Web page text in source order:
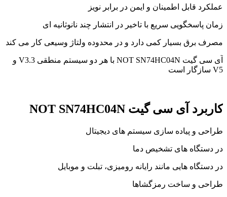
عملکرد قابل اطمینان و ایمن در برابر نویز
زمان پاسخگویی سریع با تاخیر در انتشار چند نانوثانیه ای
مصرف برق بسیار کمی دارد و در محدوده ولتاژ وسیعی کار می کند
آی سی گیت NOT SN74HC04N با هر دو سیستم منطقی V3.3 و
V5 سازگار است
کاربرد آی سی گیت NOT SN74HC04N
طراحی و پیاده سازی سیستم های دیجیتال
در دستگاه های تشخیص دما
در دستگاه هایی مانند رایانه رومیزی، تبلت و موبایل
طراحی و ساخت رمزگشاها